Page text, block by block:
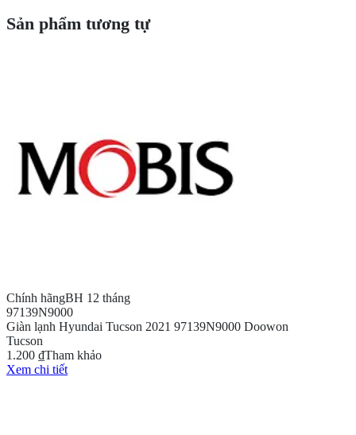
Sản phẩm tương tự
Chính hãngBH 12 tháng
97139N9000
Giàn lạnh Hyundai Tucson 2021 97139N9000 Doowon
Tucson
1.200 ₫Tham khảo
Xem chi tiết